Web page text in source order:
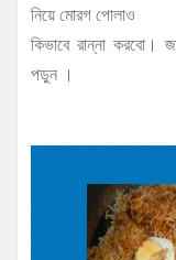
নিয়ে মোরগ পোলাও
কিভাবে রান্না করবো।
পড়ুন ।